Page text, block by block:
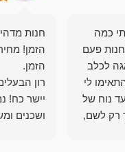
כמה
פעם
לכלב
לי
נוח של
רק לשם,
חנות
הזמן!
רון
יישר כח!
ושכנים